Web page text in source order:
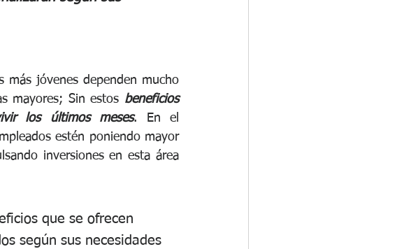
más jóvenes dependen mucho
mayores; Sin estos beneficios
los últimos meses
estén poniendo mayor
inversiones en esta área
que se ofrecen
según sus necesidades